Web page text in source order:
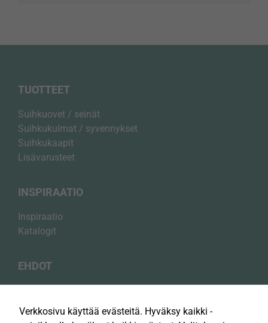
TUOTTEET
Suihkuovet / seinät
Suihkukulmat / syvennykset
Suihkukaapit
Lisävarusteet
INSPIRAATIO
Inspiraatio
Katalogit
EHDOT
Evästekäytäntö
Osto­ehdot
Verkkosivu käyttää evästeitä. Hyväksy kaikki -
Välttämättömät
ovat